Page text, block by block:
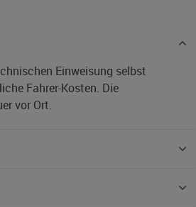
Einweisung selbst
Fahrer-Kosten. Die
vor Ort.